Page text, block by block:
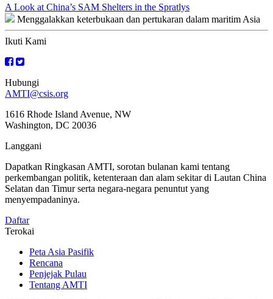
Navigasi
kiriman
A Look at China’s SAM Shelters in the Spratlys
Menggalakkan keterbukaan dan pertukaran dalam maritim Asia
Ikuti Kami
Hubungi
AMTI@csis.org
1616 Rhode Island Avenue, NW
Washington, DC 20036
Langgani
Dapatkan Ringkasan AMTI, sorotan bulanan kami tentang
perkembangan politik, ketenteraan dan alam sekitar di Lautan China
Selatan dan Timur serta negara-negara penuntut yang
menyempadaninya.
Daftar
Terokai
Peta Asia Pasifik
Rencana
Penjejak Pulau
Tentang AMTI